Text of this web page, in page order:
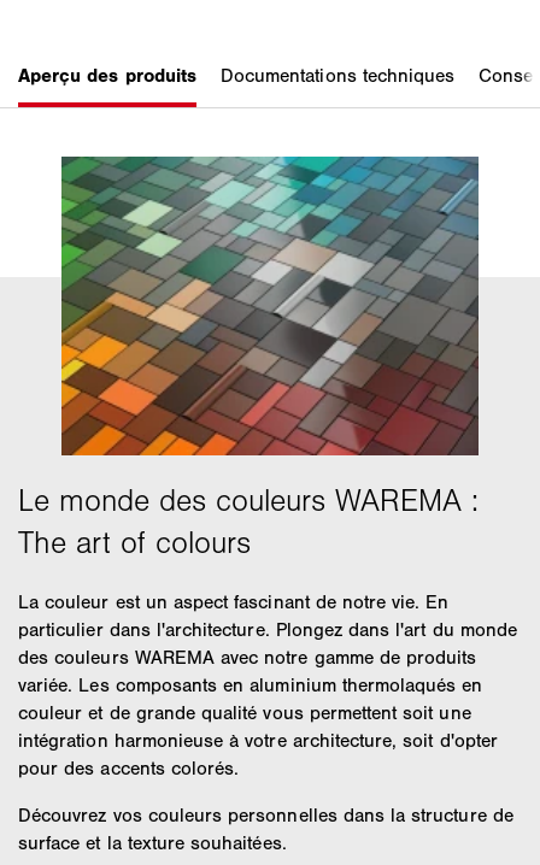
La couleur est un aspect fascinant de notre vie. En
particulier dans l'architecture. Plongez dans l'art du monde
des couleurs WAREMA avec notre gamme de produits
variée. Les composants en aluminium thermolaqués en
couleur et de grande qualité vous permettent soit une
intégration harmonieuse à votre architecture, soit d'opter
pour des accents colorés.
Découvrez vos couleurs personnelles dans la structure de
surface et la texture souhaitées.